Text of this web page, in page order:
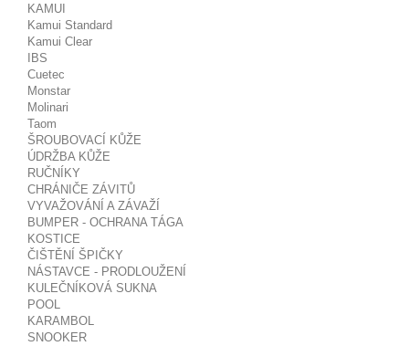
KAMUI
Kamui Standard
Kamui Clear
IBS
Cuetec
Monstar
Molinari
Taom
ŠROUBOVACÍ KŮŽE
ÚDRŽBA KŮŽE
RUČNÍKY
CHRÁNIČE ZÁVITŮ
VYVAŽOVÁNÍ A ZÁVAŽÍ
BUMPER - OCHRANA TÁGA
KOSTICE
ČIŠTĚNÍ ŠPIČKY
NÁSTAVCE - PRODLOUŽENÍ
KULEČNÍKOVÁ SUKNA
POOL
KARAMBOL
SNOOKER